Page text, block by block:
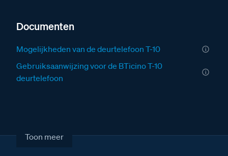
Documenten
Mogelijkheden van de deurtelefoon T-10
Gebruiksaanwijzing voor de BTicino T-10
deurtelefoon
Toon meer